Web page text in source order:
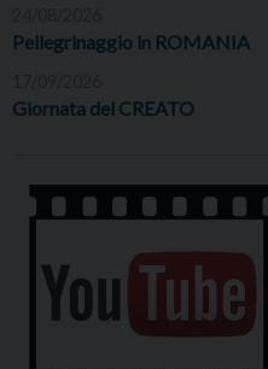
Pellegrinaggio in ROMANIA
Giornata del CREATO